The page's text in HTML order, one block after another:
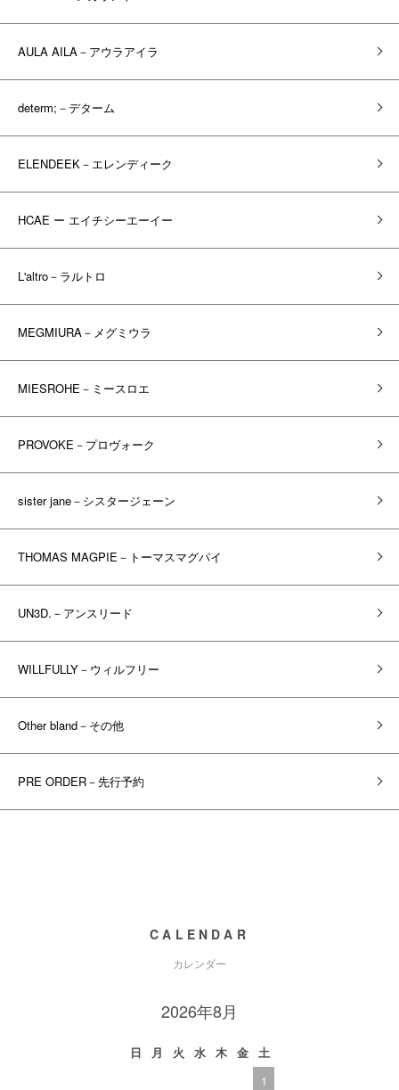
AULA AILA－アウラアイラ
determ;－デターム
ELENDEEK－エレンディーク
HCAE ー エイチシーエーイー
L'altro－ラルトロ
MEGMIURA－メグミウラ
MIESROHE－ミースロエ
PROVOKE－プロヴォーク
sister jane－シスタージェーン
THOMAS MAGPIE－トーマスマグパイ
UN3D.－アンスリード
WILLFULLY－ウィルフリー
Other bland－その他
PRE ORDER－先行予約
CALENDAR
カレンダー
2026年8月
日 月 火 水 木 金
土
1